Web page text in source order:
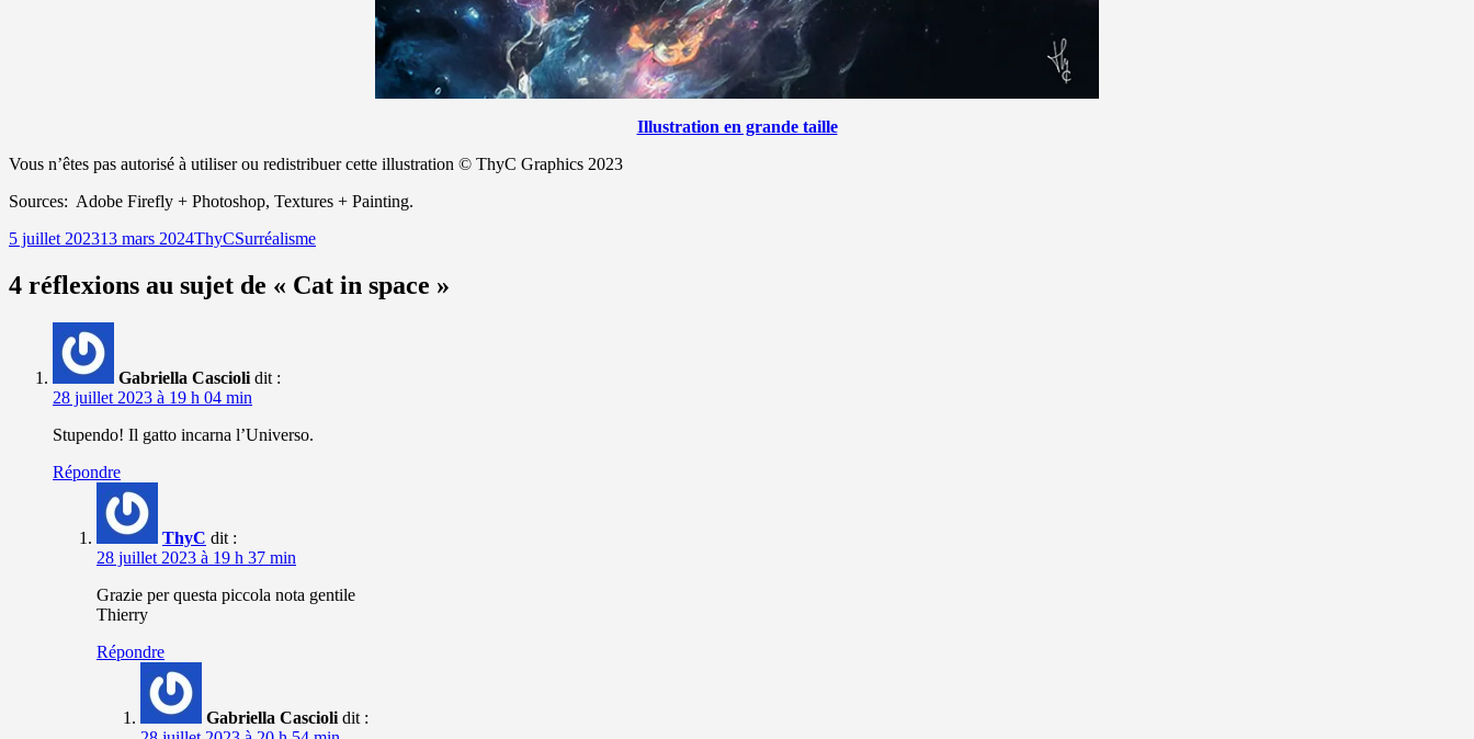
Illustration en grande taille
Vous n’êtes pas autorisé à utiliser ou redistribuer cette illustration © ThyC Graphics 2023
Sources: Adobe Firefly + Photoshop, Textures + Painting.
Publié
5 juillet 202313 mars 2024Auteur
ThyCCatégories
Surréalisme
4 réflexions au sujet de « Cat in space »
Gabriella Cascioli dit :
28 juillet 2023 à 19 h 04 min
Stupendo! Il gatto incarna l’Universo.
Répondre
ThyC dit :
28 juillet 2023 à 19 h 37 min
Grazie per questa piccola nota gentile
Thierry
Répondre
Gabriella Cascioli dit :